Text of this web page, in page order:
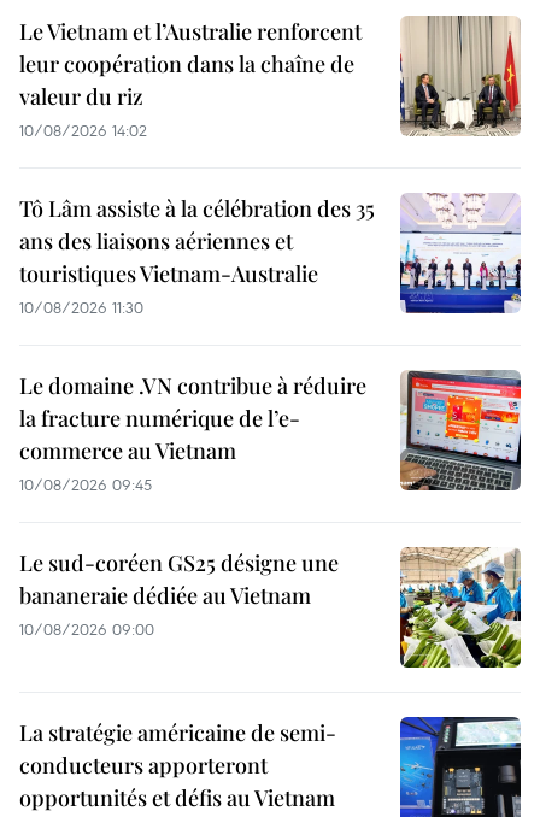
Le Vietnam et l’Australie renforcent
leur coopération dans la chaîne de
valeur du riz
10/08/2026 14:02
Tô Lâm assiste à la célébration des 35
ans des liaisons aériennes et
touristiques Vietnam-Australie
10/08/2026 11:30
Le domaine .VN contribue à réduire
la fracture numérique de l’e-
commerce au Vietnam
10/08/2026 09:45
Le sud-coréen GS25 désigne une
bananeraie dédiée au Vietnam
10/08/2026 09:00
La stratégie américaine de semi-
conducteurs apporteront
opportunités et défis au Vietnam